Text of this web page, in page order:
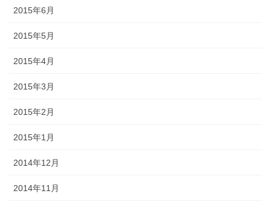
2015年6月
2015年5月
2015年4月
2015年3月
2015年2月
2015年1月
2014年12月
2014年11月